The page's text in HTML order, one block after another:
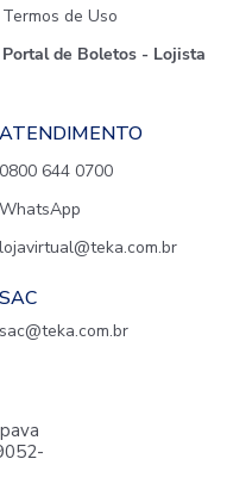
Termos de Uso
Portal de Boletos - Lojista
ATENDIMENTO
0800 644 0700
WhatsApp
lojavirtual@teka.com.br
SAC
sac@teka.com.br